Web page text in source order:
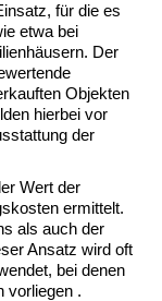
für die es
etwa bei
Der
Objekten
hierbei vor
der
Wert der
ermittelt.
als auch der
Ansatz wird oft
bei denen
vorliegen .